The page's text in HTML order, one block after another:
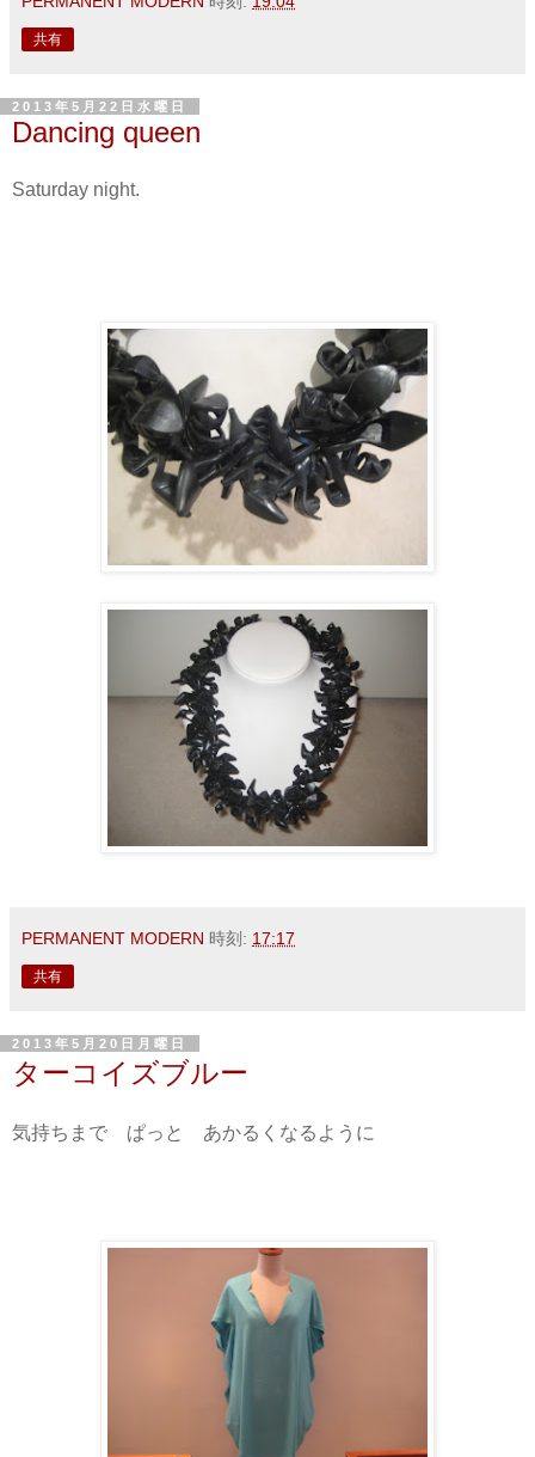
共有
2013年5月22日水曜日
Dancing queen
Saturday night.
PERMANENT MODERN 時刻: 17:17
共有
2013年5月20日月曜日
ターコイズブルー
気持ちまで ぱっと あかるくなるように